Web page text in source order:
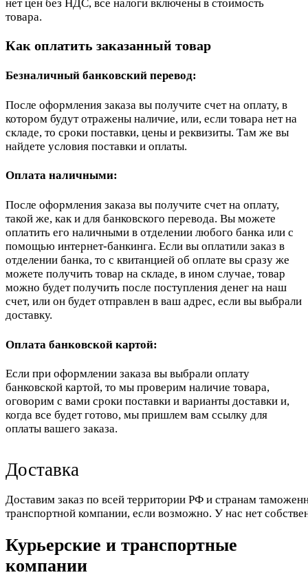
нет цен без НДС, все налоги включены в стоимость
товара.
Как оплатить заказанный товар
Безналичный банковский перевод:
После оформления заказа вы получите счет на оплату, в
котором будут отражены наличие, или, если товара нет на
складе, то сроки поставки, цены и реквизиты. Там же вы
найдете условия поставки и оплаты.
Оплата наличными:
После оформления заказа вы получите счет на оплату,
такой же, как и для банковского перевода. Вы можете
оплатить его наличными в отделении любого банка или с
помощью интернет-банкинга. Если вы оплатили заказ в
отделении банка, то с квитанцией об оплате вы сразу же
можете получить товар на складе, в ином случае, товар
можно будет получить после поступления денег на наш
счет, или он будет отправлен в ваш адрес, если вы выбрали
доставку.
Оплата банковской картой:
Если при оформлении заказа вы выбрали оплату
банковской картой, то мы проверим наличие товара,
оговорим с вами сроки поставки и варианты доставки и,
когда все будет готово, мы пришлем вам ссылку для
оплаты вашего заказа.
Доставка
Доставим заказ по всей территории РФ и странам
транспортной компании, если возможно. У нас нет
Курьерские и транспортные
компании